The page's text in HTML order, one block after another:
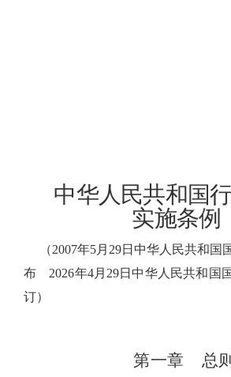
中华人民共和国
实施条例
（2007年5月 29日中华人民共和国
布 2026年4月 29日中华人民共和国
订）
第一章 总则